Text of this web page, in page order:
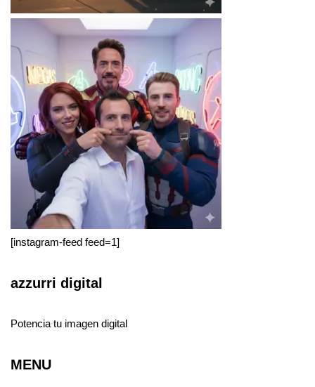
[instagram-feed feed=1]
azzurri digital
Potencia tu imagen digital
MENU